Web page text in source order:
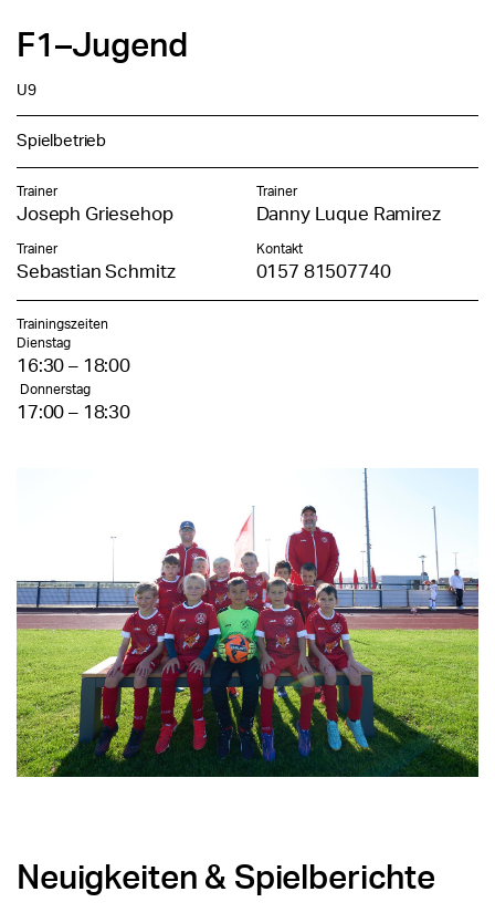
F1–Jugend
U9
Spielbetrieb
Trainer
Joseph Griesehop
Trainer
Danny Luque Ramirez
Trainer
Sebastian Schmitz
Kontakt
0157 81507740
Trainingszeiten
Dienstag
16:30 – 18:00
Donnerstag
17:00 – 18:30
Neuigkeiten & Spielberichte